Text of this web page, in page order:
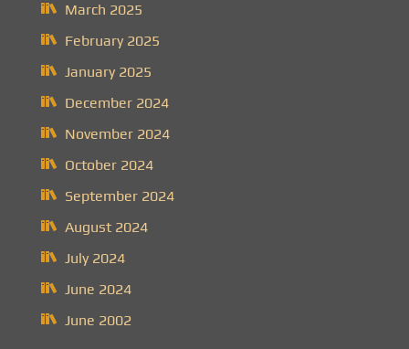
March 2025
February 2025
January 2025
December 2024
November 2024
October 2024
September 2024
August 2024
July 2024
June 2024
June 2002